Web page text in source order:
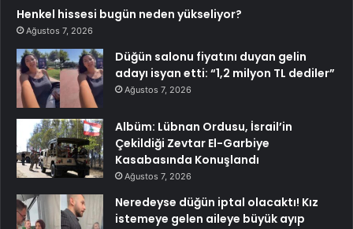
Henkel hissesi bugün neden yükseliyor?
Ağustos 7, 2026
Düğün salonu fiyatını duyan gelin
adayı isyan etti: “1,2 milyon TL dediler”
Ağustos 7, 2026
Albüm: Lübnan Ordusu, İsrail’in
Çekildiği Zevtar El-Garbiye
Kasabasında Konuşlandı
Ağustos 7, 2026
Neredeyse düğün iptal olacaktı! Kız
istemeye gelen aileye büyük ayıp